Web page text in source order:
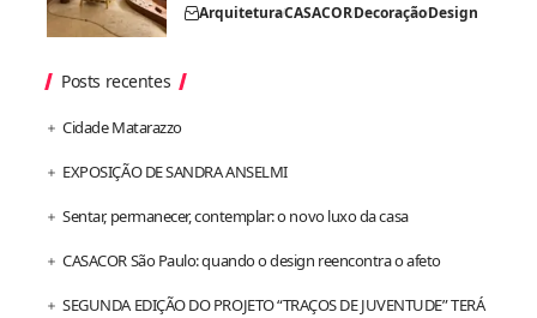
ArquiteturaCASACORDecoraçãoDesign
Posts recentes
Cidade Matarazzo
EXPOSIÇÃO DE SANDRA ANSELMI
Sentar, permanecer, contemplar: o novo luxo da casa
CASACOR São Paulo: quando o design reencontra o afeto
SEGUNDA EDIÇÃO DO PROJETO “TRAÇOS DE JUVENTUDE” TERÁ